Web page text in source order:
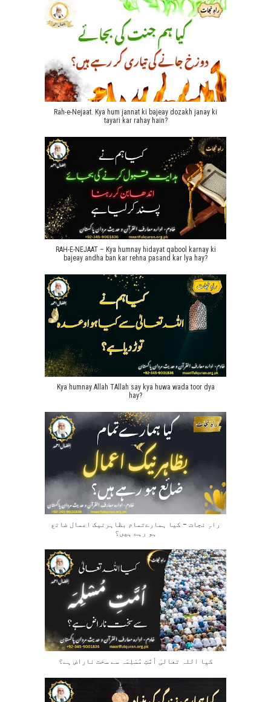
Rah-e-Nejaat. Kya hum jannat ki bajeay dozakh janay ki
tayari kar rahay hain?
RAH-E-NEJAAT – Kya humnay hidayat qabool karnay ki
bajeay andha ban kar rehna pasand kar lya hay?
Kya humnay Allah TAllah say kya huwa wada toor dya
hay?
راہِ نجات – کیا ہمارےتمام بظاہرنیک اعمال ضائع
ہو رہے ہیں؟
کیا اللہ تعالیٰ اُمَّتِ مُسْلِمَہ سے سخت ناراض ہے؟